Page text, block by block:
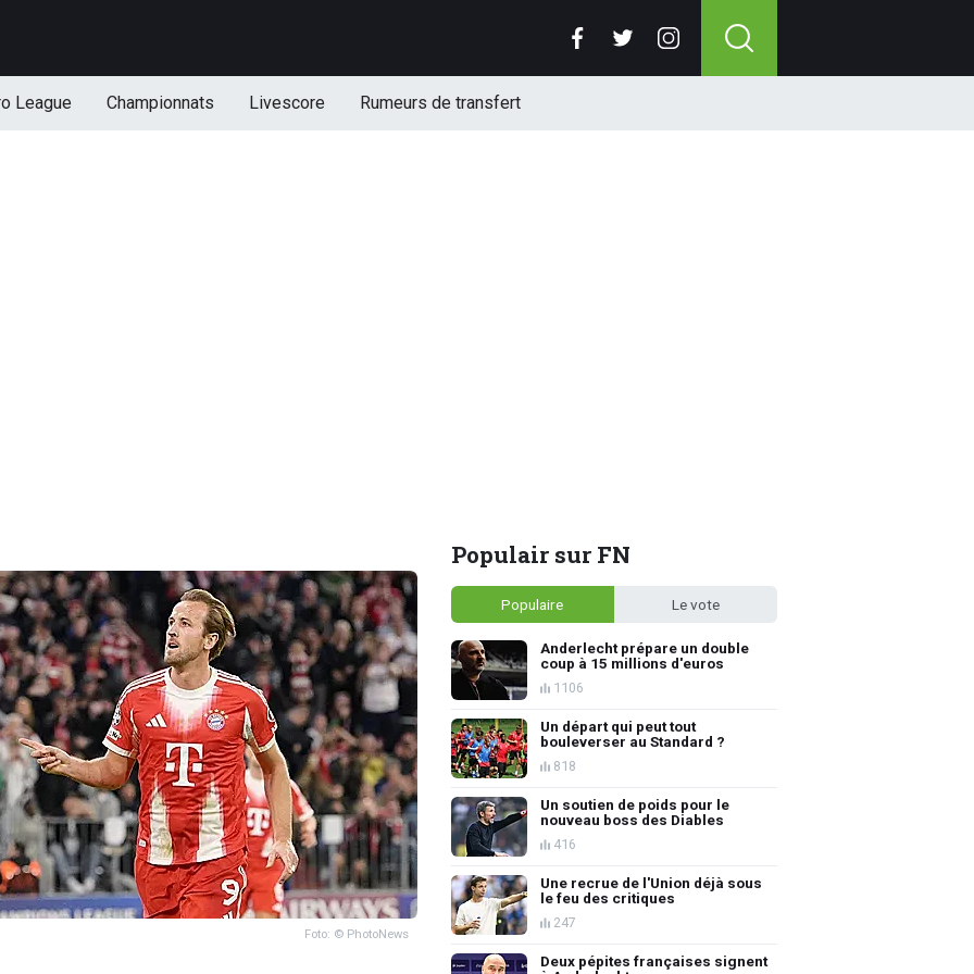
League Championnats Livescore Rumeurs de transfert
Foto: © PhotoNews
Populair sur FN
Populaire Le vote
Anderlecht prépare un double
coup à 15 millions d'euros
1106
Un départ qui peut tout
bouleverser au Standard ?
818
Un soutien de poids pour le
nouveau boss des Diables
416
Une recrue de l'Union déjà sous
le feu des critiques
247
Deux pépites françaises signent